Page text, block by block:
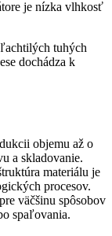
je nízka vlhkosť
tuhých
dochádza k
objemu až o
a skladovanie.
materiálu je
procesov.
väčšinu spôsobov
spaľovania.